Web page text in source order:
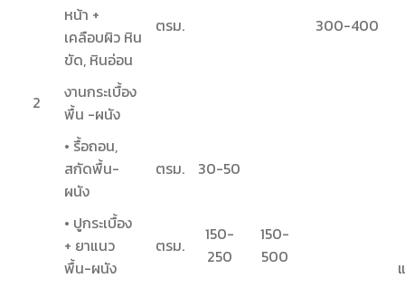
หน้า +
เคลือบผิว หิน
ขัด, หินอ่อน
ตรม. 300-400
2
งานกระเบื้อง
พื้น -ผนัง
• รื้อถอน,
สกัดพื้น-
ผนัง
ตรม. 30-50
• ปูกระเบื้อง
+ ยาแนว
พื้น-ผนัง
ตรม.
150-
250
150-
500